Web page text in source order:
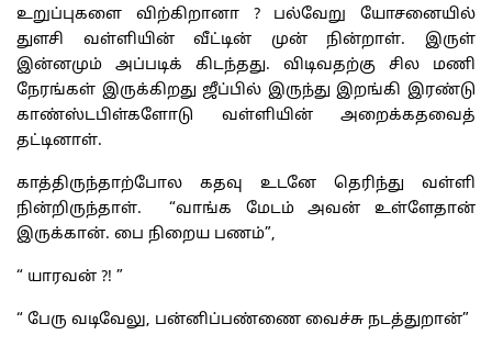
உறுப்புகளை விற்கிறானா ? பல்வேறு யோசனையில்
துளசி வள்ளியின் வீட்டின் முன் நின்றாள். இருள்
இன்னமும் அப்படிக் கிடந்தது. விடிவதற்கு சில மணி
நேரங்கள் இருக்கிறது ஜீப்பில் இருந்து இறங்கி இரண்டு
காண்ஸ்டபிள்களோடு வள்ளியின் அறைக்கதவைத்
தட்டினாள்.
காத்திருந்தாற்போல கதவு உடனே தெரிந்து வள்ளி
நின்றிருந்தாள். “வாங்க மேடம் அவன் உள்ளேதான்
இருக்கான். பை நிறைய பணம்”,
“ யாரவன் ?! ”
“ பேரு வடிவேலு, பன்னிப்பண்ணை வைச்சு நடத்துறான்”